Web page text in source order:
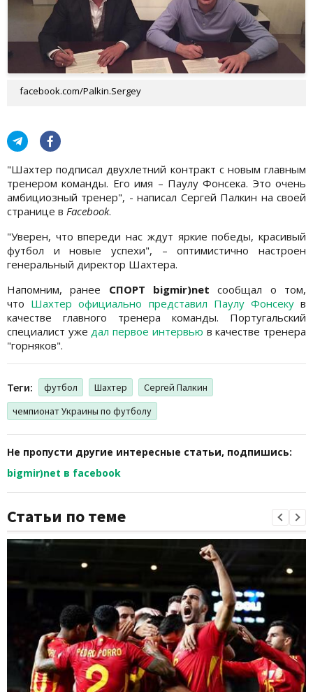
facebook.com/Palkin.Sergey
"Шахтер подписал двухлетний контракт с новым главным
тренером команды. Его имя – Паулу Фонсека. Это очень
амбициозный тренер", - написал Сергей Палкин на своей
странице в Facebook.
"Уверен, что впереди нас ждут яркие победы, красивый
футбол и новые успехи", – оптимистично настроен
генеральный директор Шахтера.
Напомним, ранее СПОРТ bigmir)net сообщал о том,
что Шахтер официально представил Паулу Фонсекув
качестве главного тренера команды. Португальский
специалист уже дал первое интервью в качестве тренера
"горняков".
Теги: футбол Шахтер
Сергей Палкин
чемпионат Украины по футболу
Не пропусти другие интересные статьи, подпишись:
bigmir)net в facebook
Статьи по теме